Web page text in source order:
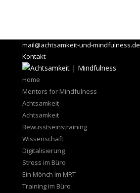
mail@achtsamkeit-und-mindfulness.de
Kontakt
Home
Mentors for Mindfulness
Achtsamkeit
Achtsamkeit
Bewusstseinstraining
Wissenschaft
Digitalisierung
Stress im Büro
Ein Mönch im MRT
Training im Büro